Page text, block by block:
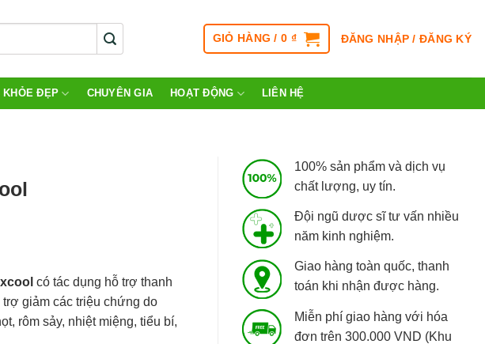
GIỎ HÀNG /0 ₫ ĐĂNG NHẬP / ĐĂNG KÝ
KHỎE ĐẸP CHUYÊN GIA HOẠT ĐỘNG LIÊN HỆ
100% sản phẩm và dịch vụ
chất lượng, uy tín.
Đội ngũ dược sĩ tư vấn nhiều
năm kinh nghiệm.
Giao hàng toàn quốc, thanh
toán khi nhận được hàng.
Miễn phí giao hàng với hóa
đơn trên 300.000 VND (Khu
có tác dụng hỗ trợ thanh
giảm các triệu chứng do
rôm sảy, nhiệt miệng, tiểu bí,